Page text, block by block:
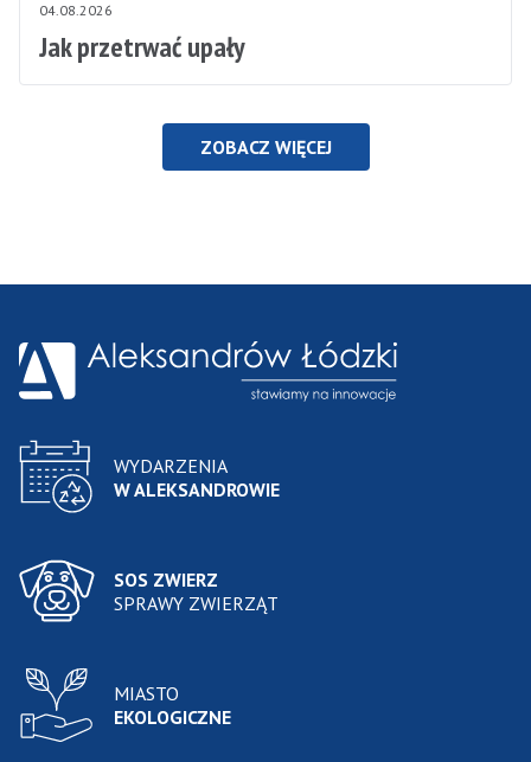
04.08.2026
Jak przetrwać upały
ZOBACZ WIĘCEJ
WYDARZENIA
W ALEKSANDROWIE
SOS ZWIERZ
SPRAWY ZWIERZĄT
MIASTO
EKOLOGICZNE